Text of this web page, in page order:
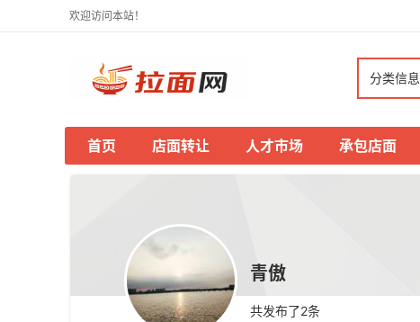
欢迎访问本站！
分类信息
首页 店面转让 人才市场 承包店面
青傲
共发布了2条